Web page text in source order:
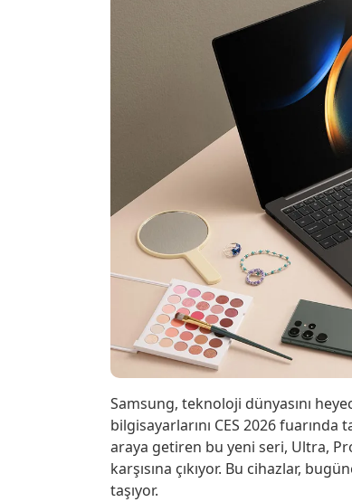
Samsung, teknoloji dünyasını
bilgisayarlarını CES 2026
araya getiren bu yeni seri, Ultra,
karşısına çıkıyor. Bu cihazlar,
taşıyor.